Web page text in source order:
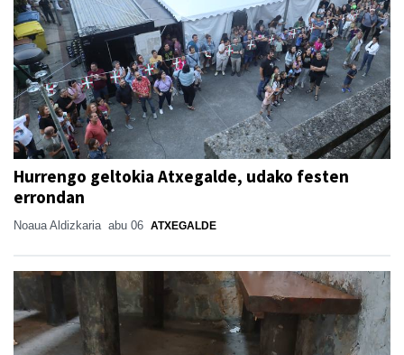
Hurrengo geltokia Atxegalde, udako festen
errondan
Noaua Aldizkaria abu 06 ATXEGALDE